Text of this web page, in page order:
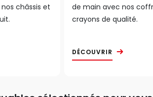
châssis et
de main avec nos
crayons de qualité.
DÉCOUVRIR